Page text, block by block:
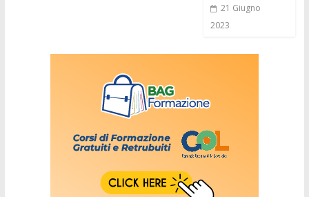
21 Giugno
2023